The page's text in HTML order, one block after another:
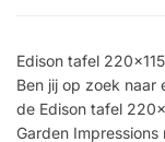
Edison tafel
Ben jij op zoek naar
de Edison tafel
Garden